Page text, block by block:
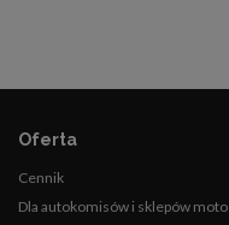
Oferta
Cennik
Dla autokomisów i sklepów moto